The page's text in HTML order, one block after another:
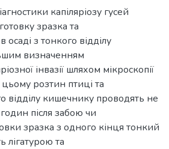
капіляріозу гусей
зразка та
з тонкого відділу
визначенням
інвазії шляхом мікроскопії
розтин птиці та
відділу кишечнику проводять не
після забою чи
зразка з одного кінця тонкий
лігатурою та